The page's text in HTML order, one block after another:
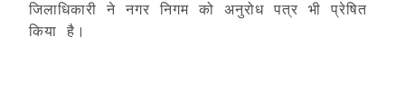
जिलाधिकारी ने नगर निगम को अनुरोध पत्र भी प्रेषित
किया है।